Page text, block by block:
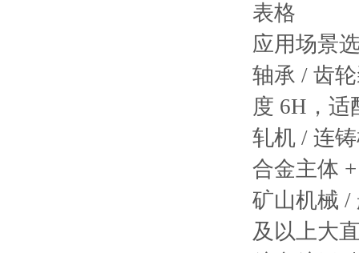
表格
应用场景
轴承 / 齿
度 6H，适
轧机 / 连
合金主体
矿山机械 /
及以上大